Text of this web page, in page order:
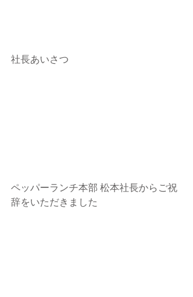
社長あいさつ
ペッパーランチ本部 松本社長からご祝
辞をいただきました